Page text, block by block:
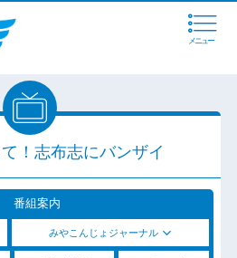
メニュー
！志布志にバンザイ
番組案内
みやこんじょジャーナル